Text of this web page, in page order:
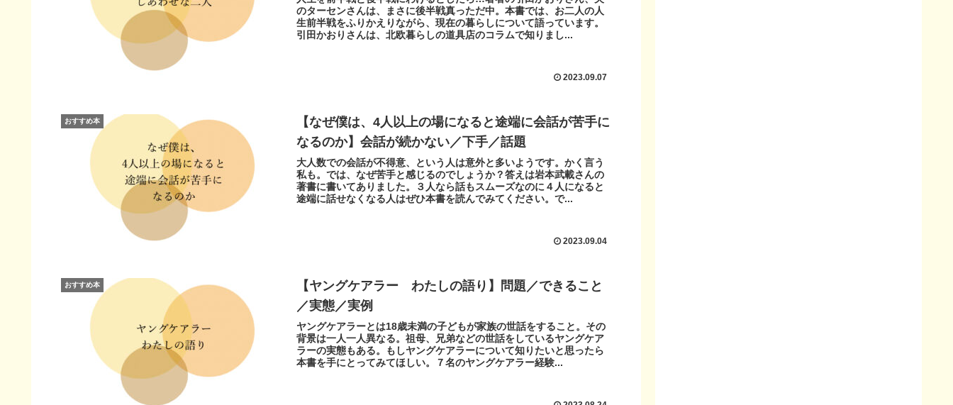
のターセンさんは、まさに後半戦真っただ中。本書では、お二人の人
生前半戦をふりかえりながら、現在の暮らしについて語っています。
引田かおりさんは、北欧暮らしの道具店のコラムで知りまし...
2023.09.07
おすすめ本
【なぜ僕は、4人以上の場になると途端に会話が苦手に
なるのか】会話が続かない／下手／話題
大人数での会話が不得意、という人は意外と多いようです。かく言う
私も。では、なぜ苦手と感じるのでしょうか？答えは岩本武載さんの
著書に書いてありました。３人なら話もスムーズなのに４人になると
途端に話せなくなる人はぜひ本書を読んでみてください。で...
2023.09.04
おすすめ本
【ヤングケアラー わたしの語り】問題／できること
／実態／実例
ヤングケアラーとは18歳未満の子どもが家族の世話をすること。その
背景は一人一人異なる。祖母、兄弟などの世話をしているヤングケア
ラーの実態もある。もしヤングケアラーについて知りたいと思ったら
本書を手にとってみてほしい。７名のヤングケアラー経験...